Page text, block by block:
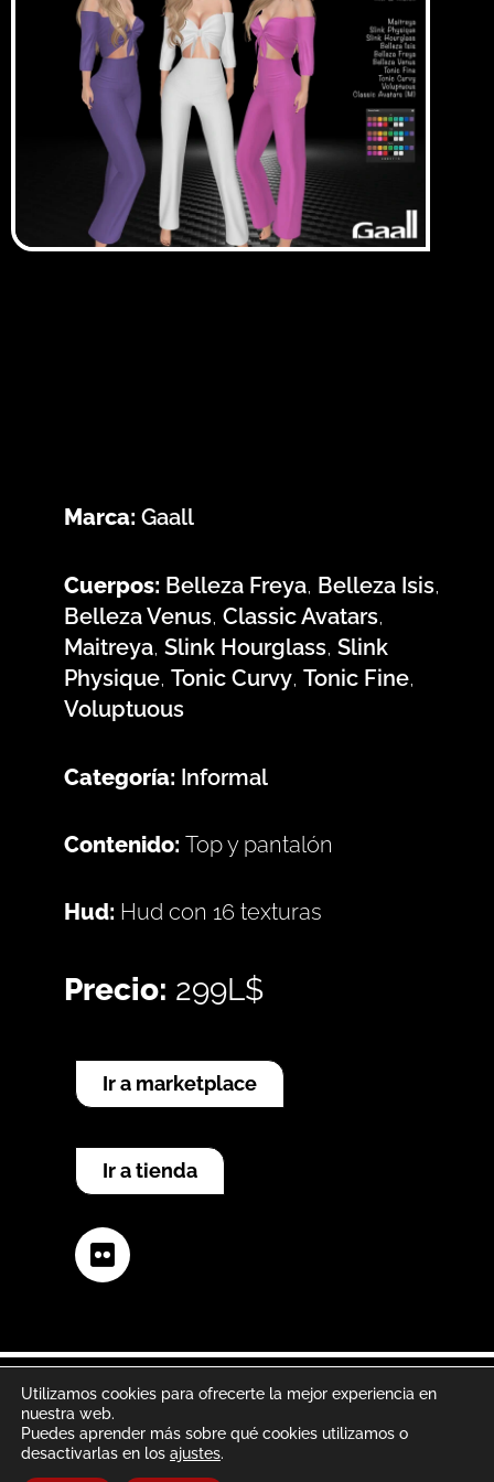
Marca: Gaall
Cuerpos: Belleza Freya, Belleza Isis,
Belleza Venus, Classic Avatars,
Maitreya, Slink Hourglass, Slink
Physique, Tonic Curvy, Tonic Fine,
Voluptuous
Categoría: Informal
Contenido: Top y pantalón
Hud: Hud con 16 texturas
Precio: 299L$
Ir a marketplace
Ir a tienda
Flickr
Aviso legal Política de privacidad
Política de cookies
Utilizamos cookies para ofrecerte la mejor experiencia en
nuestra web.
Puedes aprender más sobre qué cookies utilizamos o
desactivarlas en los ajustes.